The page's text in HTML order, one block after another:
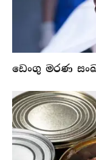
ඩෙංගු මරණ